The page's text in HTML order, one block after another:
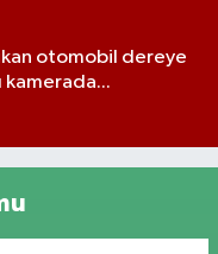
otomobil dereye
kamerada...